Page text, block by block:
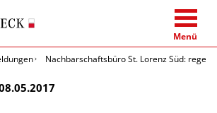
Menü
Nachbarschaftsbüro St. Lorenz Süd: